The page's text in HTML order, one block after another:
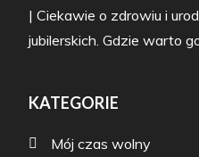
| Ciekawie o zdrowiu i
jubilerskich. Gdzie warto
KATEGORIE
Mój czas wolny